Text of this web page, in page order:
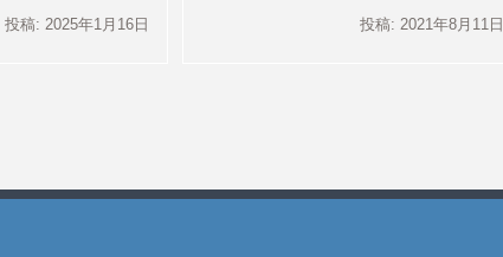
投稿: 2025年1月16日 投稿: 2021年8月11日